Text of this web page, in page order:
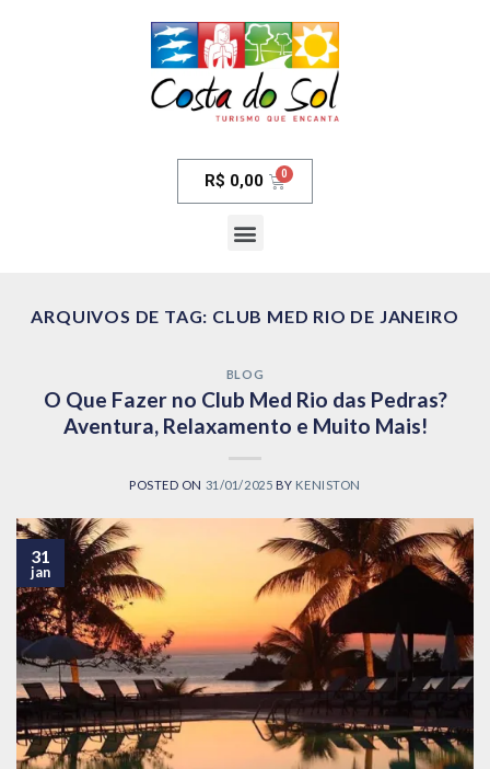
R$ 0,00
ARQUIVOS DE TAG: CLUB MED RIO DE JANEIRO
BLOG
O Que Fazer no Club Med Rio das Pedras?
Aventura, Relaxamento e Muito Mais!
POSTED ON 31/01/2025 BY KENISTON
31
jan